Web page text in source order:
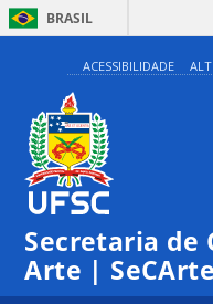
BRASIL
ACESSIBILIDADE
Secretaria de
Arte | SeCArte